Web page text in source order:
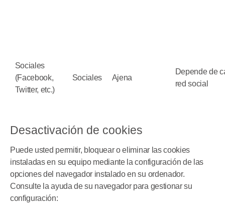
Sociales
(Facebook,
Twitter, etc.)
Sociales Ajena
Depende de
red social
Desactivación de cookies
Puede usted permitir, bloquear o eliminar las cookies
instaladas en su equipo mediante la configuración de las
opciones del navegador instalado en su ordenador.
Consulte la ayuda de su navegador para gestionar su
configuración: